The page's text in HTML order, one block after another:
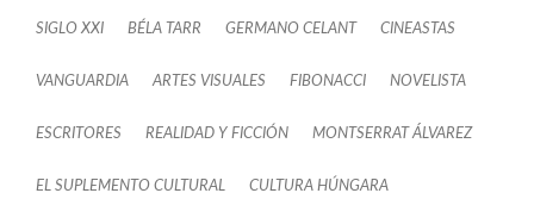
SIGLO XXI BÉLA TARR GERMANO CELANT CINEASTAS
VANGUARDIA ARTES VISUALES FIBONACCI NOVELISTA
ESCRITORES REALIDAD Y FICCIÓN MONTSERRAT ÁLVAREZ
EL SUPLEMENTO CULTURAL CULTURA HÚNGARA